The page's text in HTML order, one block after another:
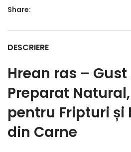
Share:
DESCRIERE
Hrean ras –
Preparat
pentru Fripturi și
din Carne